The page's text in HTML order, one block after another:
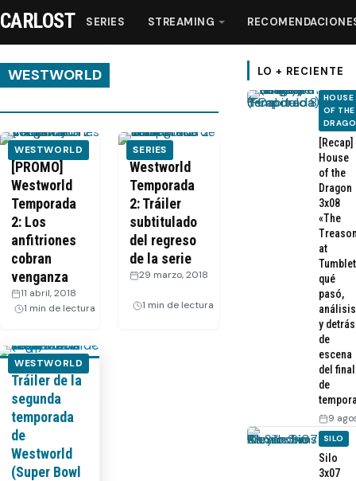
Streaming
Recomendaciones
Videos
Webisodios
CARLOST SERIES STREAMING
WESTWORLD
WESTWORLD
[PROMO]
Westworld
Temporada
2: Los
anfitriones
cobran
venganza
11 abril, 2018
1 min de lectura
SERIES
Westworld
Temporada
2: Tráiler
subtitulado
del regreso
de la serie
29 marzo, 2018
1 min de lectura
WESTWORLD
Tráiler de la
segunda
temporada
de
Westworld
(Super Bowl
LO + RECIENTE
HOUSE
OF THE
[Recap]
House
of the
Dragon
3x08
«The
at
qué
pasó,
análisis
y detrás
de
escena
del final
de
9
SILO
Silo
3x07